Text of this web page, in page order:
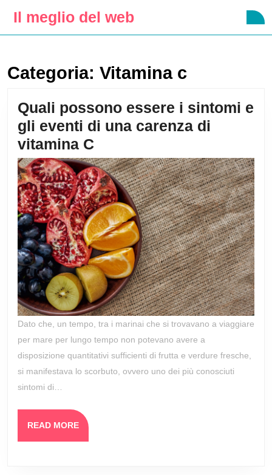
content
Il meglio del web
Categoria: Vitamina c
Quali possono essere i sintomi e
gli eventi di una carenza di
vitamina CQuali
possono
essere
i
sintomi
e
gli
eventi
di
una
carenza
di
vitamina
Dato che, un tempo, tra i marinai che si trovavano a viaggiare
per mare per lungo tempo non potevano avere a
disposizione quantitativi sufficienti di frutta e verdure fresche,
si manifestava lo scorbuto, ovvero uno dei più conosciuti
sintomi di…
READ MOREREAD